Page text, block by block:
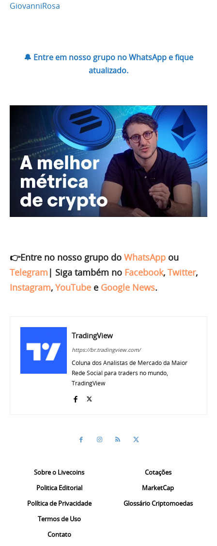
GiovanniRosa
🔔 Entre em nosso grupo no WhatsApp e fique
atualizado.
👉Entre no nosso grupo do WhatsApp ou
Telegram | Siga também no Facebook, Twitter,
Instagram, YouTube e Google News.
TradingView
https://br.tradingview.com/
Coluna dos Analistas de Mercado da Maior
Rede Social para traders no mundo,
TradingView
Sobre o Livecoins
Politica Editorial
Política de Privacidade
Termos de Uso
Contato
Cotações
MarketCap
Glossário Criptomoedas